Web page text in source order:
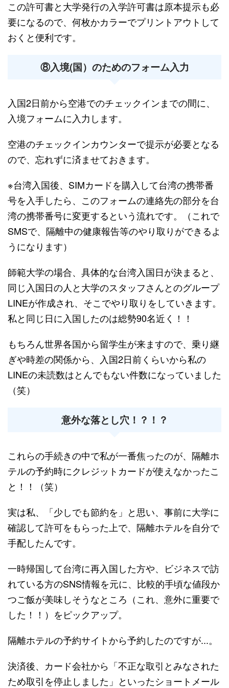
この許可書と大学発行の入学許可書は原本提示も必
要になるので、何枚かカラーでプリントアウトして
おくと便利です。
⑧入境(国）のためのフォーム入力
入国2日前から空港でのチェックインまでの間に、
入境フォームに入力します。
空港のチェックインカウンターで提示が必要となる
ので、忘れずに済ませておきます。
※台湾入国後、SIMカードを購入して台湾の携帯番
号を入手したら、このフォームの連絡先の部分を台
湾の携帯番号に変更するという流れです。（これで
SMSで、隔離中の健康報告等のやり取りができるよ
うになります）
師範大学の場合、具体的な台湾入国日が決まると、
同じ入国日の人と大学のスタッフさんとのグループ
LINEが作成され、そこでやり取りをしていきます。
私と同じ日に入国したのは総勢90名近く！！
もちろん世界各国から留学生が来ますので、乗り継
ぎや時差の関係から、入国2日前くらいから私の
LINEの未読数はとんでもない件数になっていました
（笑）
意外な落とし穴！？！？
これらの手続きの中で私が一番焦ったのが、隔離ホ
テルの予約時にクレジットカードが使えなかったこ
と！！（笑）
実は私、「少しでも節約を」と思い、事前に大学に
確認して許可をもらった上で、隔離ホテルを自分で
手配したんです。
一時帰国して台湾に再入国した方や、ビジネスで訪
れている方のSNS情報を元に、比較的手頃な値段か
つご飯が美味しそうなところ（これ、意外に重要で
した！！）をピックアップ。
隔離ホテルの予約サイトから予約したのですが...。
決済後、カード会社から「不正な取引とみなされた
ため取引を停止しました」といったショートメール